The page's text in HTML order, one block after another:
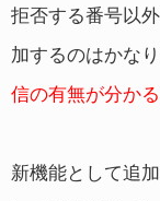
拒否する番号以
加するのはかな
信の有無が分か
新機能として追